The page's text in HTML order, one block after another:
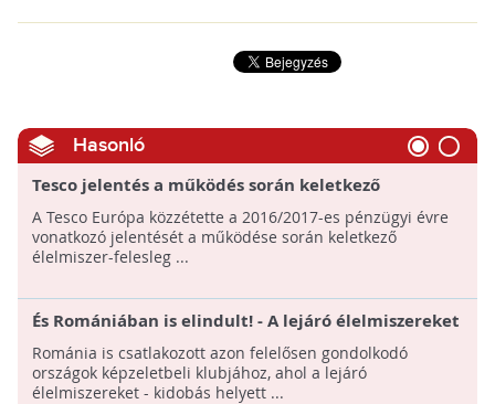
Hasonló
Tesco jelentés a működés során keletkező
élelmiszer-felesleg és -hulladék mennyiségéről
A Tesco Európa közzétette a 2016/2017-es pénzügyi évre
vonatkozó jelentését a működése során keletkező
élelmiszer-felesleg ...
És Romániában is elindult! - A lejáró élelmiszereket
kötelező elajándékozni a rászorulók számára
Románia is csatlakozott azon felelősen gondolkodó
országok képzeletbeli klubjához, ahol a lejáró
élelmiszereket - kidobás helyett ...